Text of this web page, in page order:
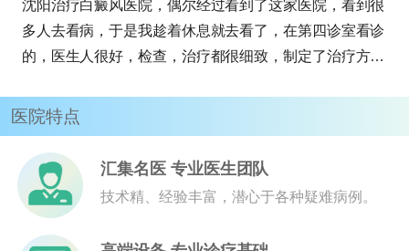
沈阳治疗白癜风医院，偶尔经过看到了这家医院，看到很
多人去看病，于是我趁着休息就去看了，在第四诊室看诊
的，医生人很好，检查，治疗都很细致，制定了治疗方
来治疗，又没有别的分院。
医院特点
汇集名医 专业医生团队
技术精、经验丰富，潜心于各种疑难病例。